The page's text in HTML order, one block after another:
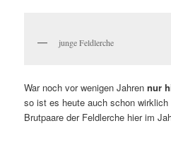
junge Feldlerche
War noch vor wenigen Jahrennur
so ist es heute auch schon
Brutpaare der Feldlerche hier im